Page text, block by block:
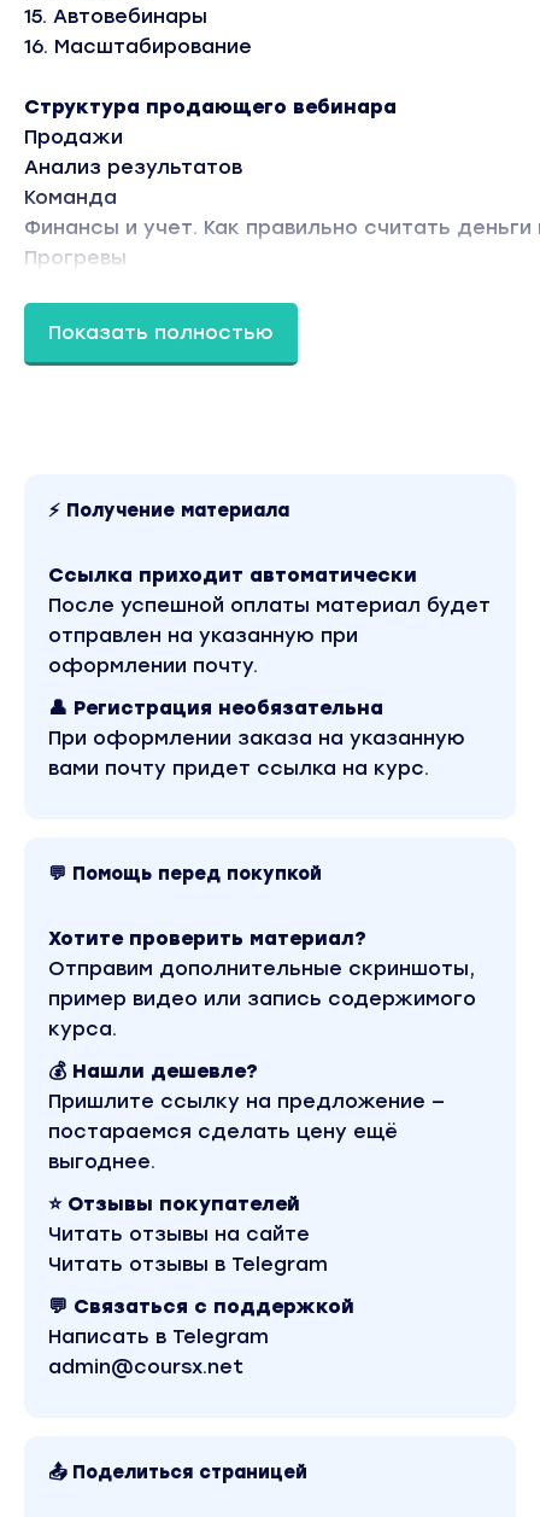
15. Автовебинары
16. Масштабирование
Структура продающего вебинара
Продажи
Анализ результатов
Команда
Финансы и учет. Как правильно считать деньги
Прогревы
Профессиональный заказчик
● 46 домашних заданий
● Командная игра и общий чат участников
● 4 разбора домашних заданий в прямом
● 13 скринкастов по настройке основных
Bizon365, OBS, ADS Facebook
● Шаблон доски и чек-листы всех заданий
курса
водяных знаков. Скриншоты содержимого,
можно посмотреть выше. Материал относится к
стоимость курса у автора составляет 89 000
материал доступен за 890 рублей. Обучающий
«Бизнес, менеджмент, продажи». Другие
Маричева» можно найти через поиск по сайту.
Показать полностью
⚡ Получение материала
Ссылка приходит автоматически
После успешной оплаты материал будет
отправлен на указанную при
оформлении почту.
👤 Регистрация необязательна
При оформлении заказа на указанную
вами почту придет ссылка на курс.
💬 Помощь перед покупкой
Хотите проверить материал?
Отправим дополнительные скриншоты,
пример видео или запись содержимого
курса.
💰 Нашли дешевле?
Пришлите ссылку на предложение —
постараемся сделать цену ещё
выгоднее.
⭐ Отзывы покупателей
Читать отзывы на сайте
Читать отзывы в Telegram
💬 Связаться с поддержкой
Написать в Telegram
admin@coursx.net
📤 Поделиться страницей